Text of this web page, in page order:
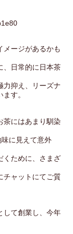
メージがあるかも
、日常的に日本茶
力抑え、リーズナ
す。
茶にはあまり馴染
に見えて意外
くために、さまざ
チャットにてご質
して創業し、今年